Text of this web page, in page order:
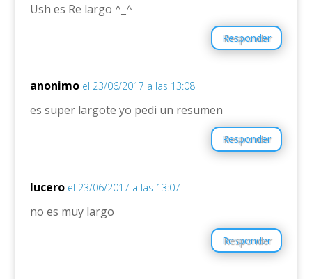
Ush es Re largo ^_^
Responder
anonimo el 23/06/2017 a las 13:08
es super largote yo pedi un resumen
Responder
lucero el 23/06/2017 a las 13:07
no es muy largo
Responder